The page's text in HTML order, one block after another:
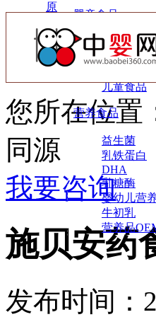
婴童食品
辅食
小零食
儿童食品
营养食品
益生菌
乳铁蛋白
DHA
乳糖酶
婴幼儿营
牛初乳
营养品
原
您所在位置
同源
我要咨询
施贝安药
发布时间